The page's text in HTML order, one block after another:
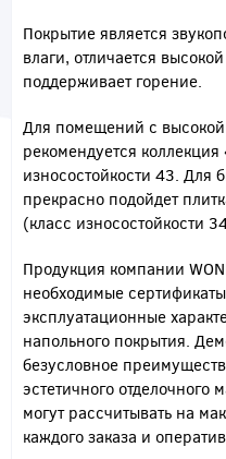
Покрытие является
влаги, отличается
поддерживает горение.
Для помещений с
рекомендуется
износостойкости 43. Для
прекрасно подойдет
(класс износостойкости
Продукция компании
необходимые
эксплуатационные
напольного покрытия.
безусловное
эстетичного отделочного
могут рассчитывать на
каждого заказа и